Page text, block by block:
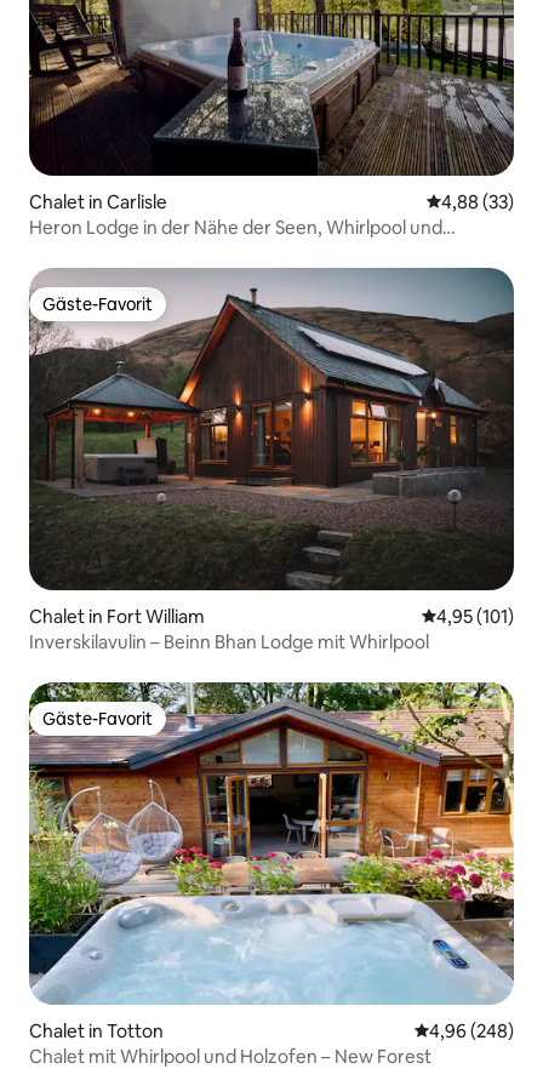
Chalet in Carlisle
4,88 (33)
Heron Lodge in der Nähe der Seen, Whirlpool und
Gäste-Favorit
Gäste-Favorit
Chalet in Fort William
4,95 (101)
Inverskilavulin – Beinn Bhan Lodge mit Whirlpool
Gäste-Favorit
Gäste-Favorit
Chalet in Totton
4,96 (248)
Chalet mit Whirlpool und Holzofen – New Forest